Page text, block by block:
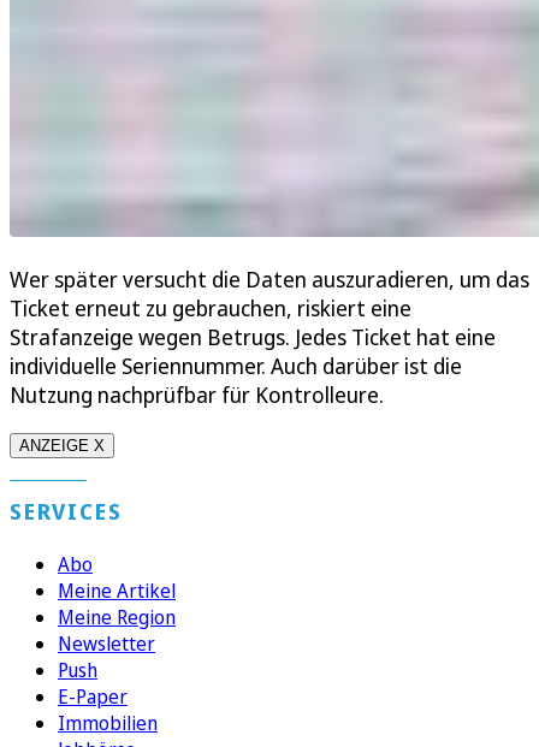
Wer später versucht die Daten auszuradieren, um das
Ticket erneut zu gebrauchen, riskiert eine
Strafanzeige wegen Betrugs. Jedes Ticket hat eine
individuelle Seriennummer. Auch darüber ist die
Nutzung nachprüfbar für Kontrolleure.
ANZEIGE X
SERVICES
Abo
Meine Artikel
Meine Region
Newsletter
Push
E-Paper
Immobilien